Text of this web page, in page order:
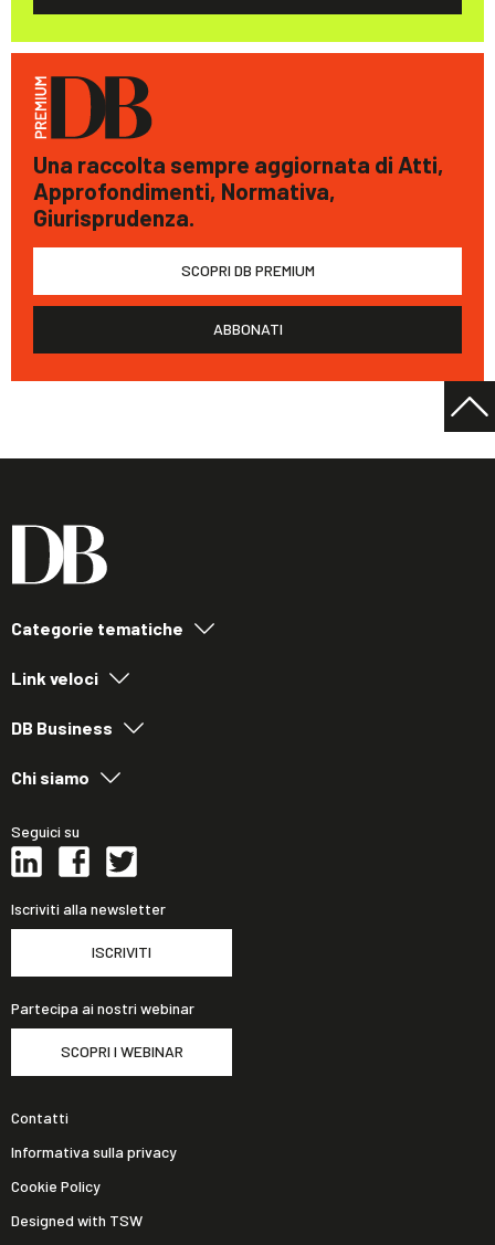
Una raccolta sempre aggiornata di Atti,
Approfondimenti, Normativa,
Giurisprudenza.
SCOPRI DB PREMIUM
ABBONATI
Categorie tematiche
Link veloci
DB Business
Chi siamo
Seguici su
Iscriviti alla newsletter
ISCRIVITI
Partecipa ai nostri webinar
SCOPRI I WEBINAR
Contatti
Informativa sulla privacy
Cookie Policy
Designed with TSW